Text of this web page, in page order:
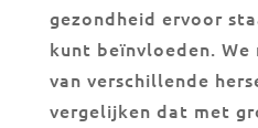
gezondheid ervoor
kunt beïnvloeden.
van verschillende
vergelijken dat met